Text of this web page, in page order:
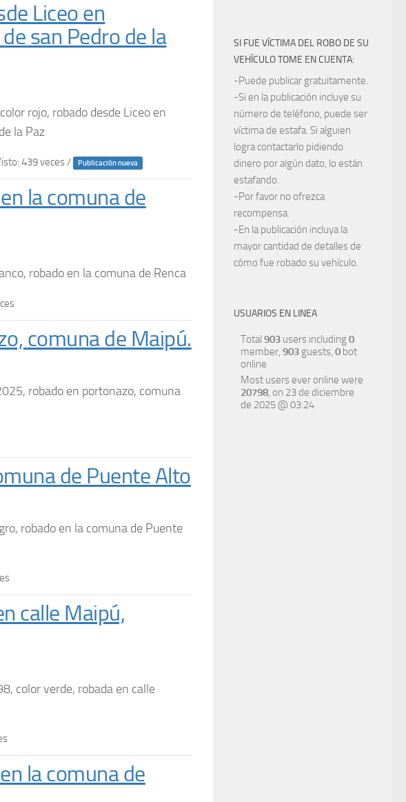
Liceo en
san Pedro de la
rojo, robado desde Liceo en
la Paz
439 veces / Publicación nueva
la comuna de
robado en la comuna de Renca
comuna de Maipú.
robado en portonazo, comuna
de Puente Alto
robado en la comuna de Puente
calle Maipú,
color verde, robada en calle
la comuna de
SI FUE VÍCTIMA DEL ROBO DE SU
VEHÍCULO TOME EN CUENTA:
-Puede publicar gratuitamente.
-Si en la publicación incluye su
número de teléfono, puede ser
víctima de estafa. Si alguien
logra contactarlo pidiendo
dinero por algún dato, lo están
estafando.
-Por favor no ofrezca
recompensa.
-En la publicación incluya la
mayor cantidad de detalles de
cómo fue robado su vehículo.
USUARIOS EN LINEA
Total 903 users including0
member, 903 guests, 0 bot
online
Most users ever online were
20798, on 23 de diciembre
de 2025 @ 03:24